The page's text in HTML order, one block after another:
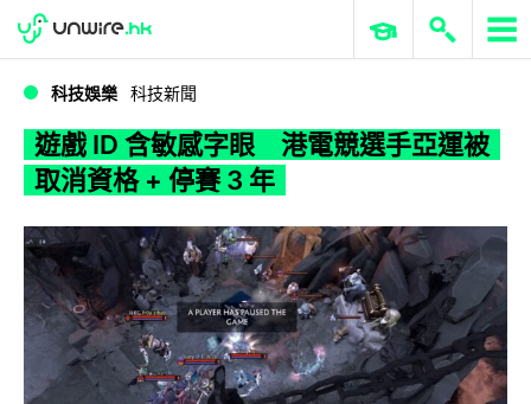
WWDC 2026 ERP 與商業 AI
科技娛樂 科技新聞
遊戲 ID 含敏感字眼 港電競選手亞運被
取消資格 + 停賽 3 年